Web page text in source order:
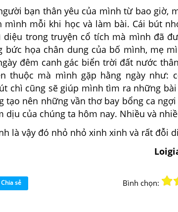
bạn thân yêu của mình từ bao giờ,
mình mỗi khi học và làm bài. Cái bút
trong truyện cổ tích mà mình đã
bức họa chân dung của bố mình, mẹ
đêm canh gác biển trời đất nước
thuộc mà mình gặp hằng ngày như:
chì cũng sẽ giúp mình tìm ra những
tạo nên những vần thơ bay bổng ca
dịu của chúng ta hôm nay. Nhiều và
là vậy đó nhỏ nhỏ xinh xinh và rất đỗi
Chia sẻ Bình chọn: